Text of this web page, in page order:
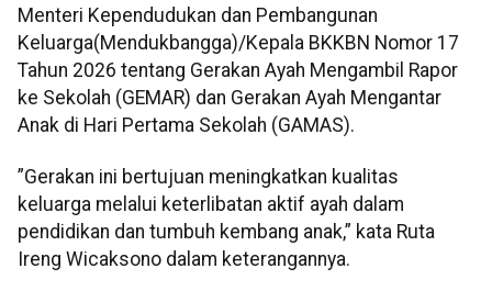
Menteri Kependudukan dan Pembangunan
Keluarga(Mendukbangga)/Kepala BKKBN Nomor 17
Tahun 2026 tentang Gerakan Ayah Mengambil Rapor
ke Sekolah (GEMAR) dan Gerakan Ayah Mengantar
Anak di Hari Pertama Sekolah (GAMAS).
”Gerakan ini bertujuan meningkatkan kualitas
keluarga melalui keterlibatan aktif ayah dalam
pendidikan dan tumbuh kembang anak,” kata Ruta
Ireng Wicaksono dalam keterangannya.